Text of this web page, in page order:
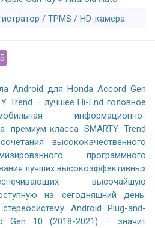
/ TPMS / HD-камера
Android для Honda Accord Gen
Trend – лучшее Hi-End головное
информационно-
премиум-класса SMARTY Trend
высококачественного
программного
лучших высокоэффективных
высочайшую
на сегодняшний день.
Android Plug-and-
Gen 10 (2018-2021) – значит